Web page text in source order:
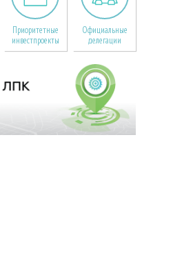
Приоритетные
инвестпроекты
Официальные
делегации